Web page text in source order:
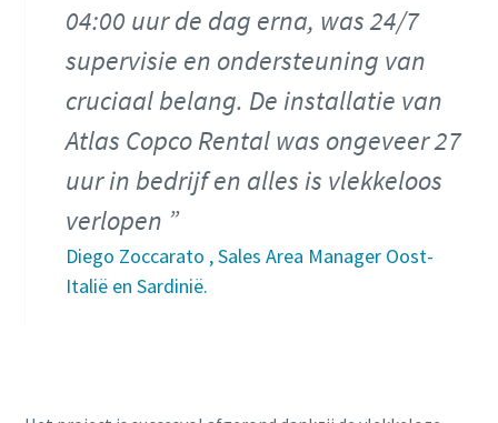
04:00 uur de dag erna, was 24/7
supervisie en ondersteuning van
cruciaal belang. De installatie van
Atlas Copco Rental was ongeveer 27
uur in bedrijf en alles is vlekkeloos
verlopen
Diego Zoccarato , Sales Area Manager Oost-
Italië en Sardinië.